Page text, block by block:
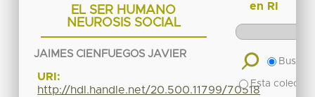
EL SER HUMANO
NEUROSIS SOCIAL
JAIMES CIENFUEGOS JAVIER
URI:
http://hdl.handle.net/20.500.11799/70518
en RI
Buscar
Esta